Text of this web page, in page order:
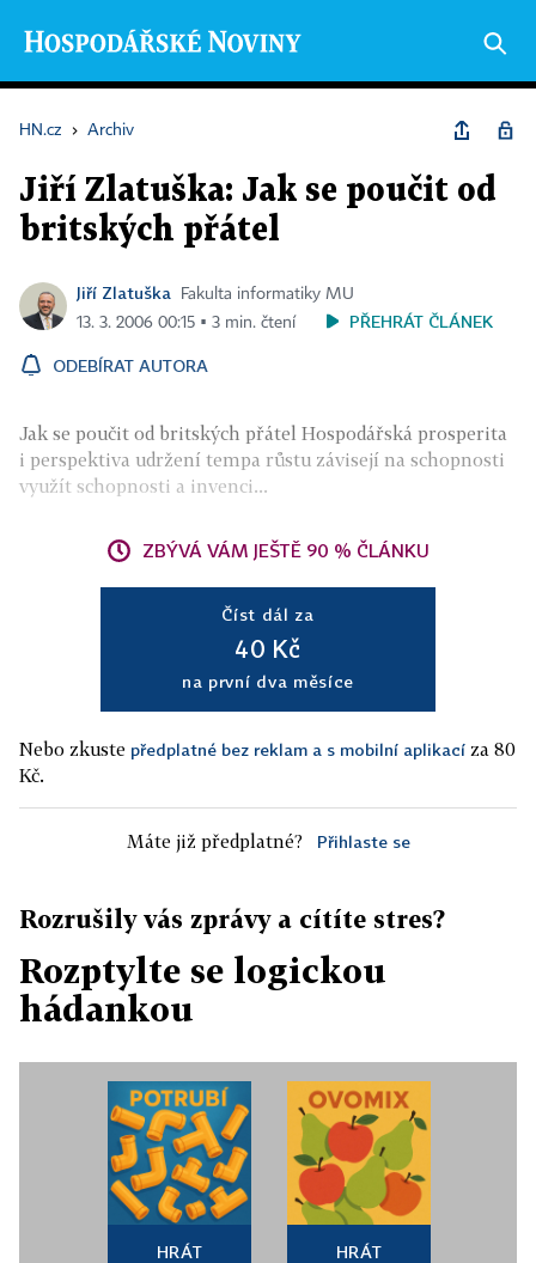
HN.cz › Archiv
Jiří Zlatuška: Jak se poučit od
britských přátel
Jiří Zlatuška
Fakulta informatiky MU
13. 3. 2006 00:15 ▪ 3 min. čtení
PŘEHRÁT ČLÁNEK
ODEBÍRAT AUTORA
Jak se poučit od britských přátel Hospodářská prosperita
i perspektiva udržení tempa růstu závisejí na schopnosti
využít schopnosti a invenci...
ZBÝVÁ VÁM JEŠTĚ 90 % ČLÁNKU
Číst dál za
40 Kč
na první dva měsíce
Nebo zkuste předplatné bez reklam a s mobilní aplikací za 80
Kč.
Máte již předplatné? Přihlaste se
Rozrušily vás zprávy a cítíte stres?
Rozptylte se logickou
hádankou
HRÁT HRÁT